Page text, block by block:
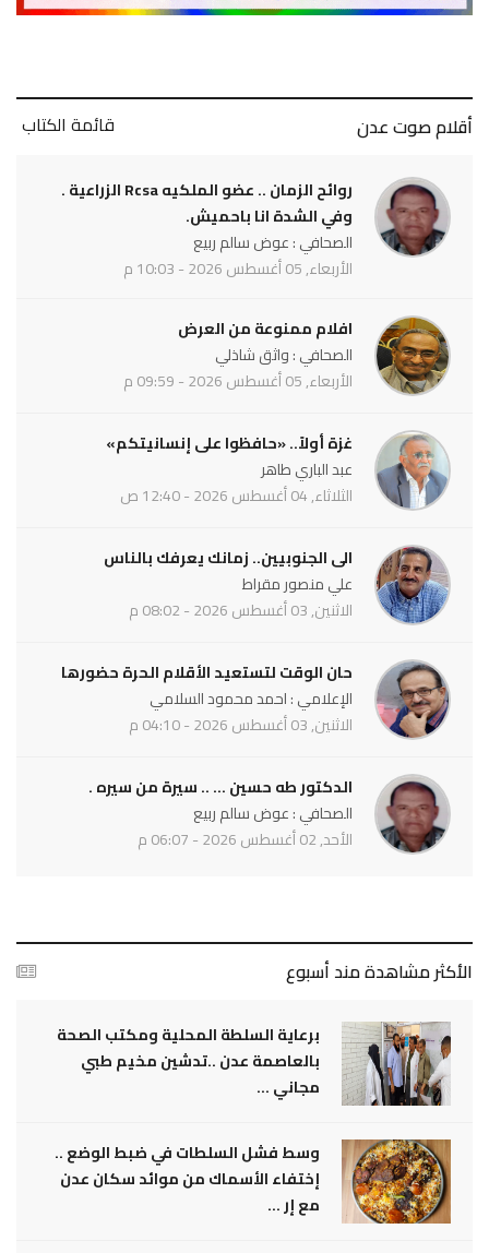
أقلام صوت عدن قائمة الكتاب
روائح الزمان .. عضو الملكيه Rcsa الزراعية .
وفي الشدة انا باحميش.
الصحافي : عوض سالم ربيع
الأربعاء, 05 أغسطس 2026 - 10:03 م
افلام ممنوعة من العرض
الصحافي : واثق شاذلي
الأربعاء, 05 أغسطس 2026 - 09:59 م
غزة أولاً.. «حافظوا على إنسانيتكم»
عبد الباري طاهر
الثلاثاء, 04 أغسطس 2026 - 12:40 ص
الى الجنوبيين.. زمانك يعرفك بالناس
علي منصور مقراط
الاثنين, 03 أغسطس 2026 - 08:02 م
حان الوقت لتستعيد الأقلام الحرة حضورها
الإعلامي : احمد محمود السلامي
الاثنين, 03 أغسطس 2026 - 04:10 م
الدكتور طه حسين ... .. سيرة من سيره .
الصحافي : عوض سالم ربيع
الأحد, 02 أغسطس 2026 - 06:07 م
الأكثر مشاهدة مند أسبوع
برعاية السلطة المحلية ومكتب الصحة
بالعاصمة عدن ..تدشين مخيم طبي
مجاني ...
وسط فشل السلطات في ضبط الوضع ..
إختفاء الأسماك من موائد سكان عدن
مع إر ...